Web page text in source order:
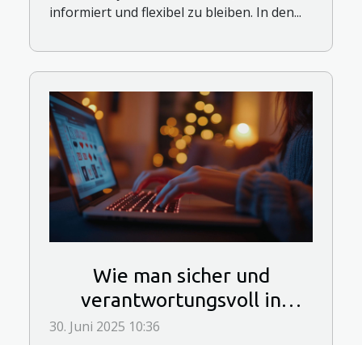
informiert und flexibel zu bleiben. In den...
Wie man sicher und
verantwortungsvoll in
Online-Casinos spielt
30. Juni 2025 10:36